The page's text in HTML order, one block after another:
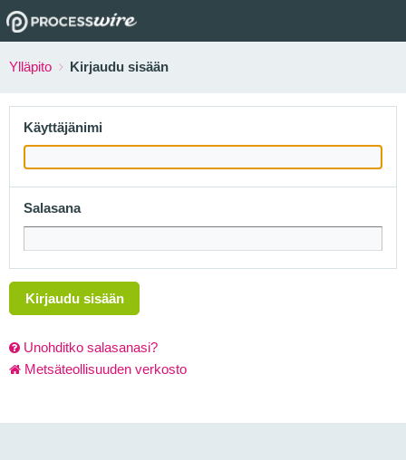
Ylläpito Kirjaudu sisään
Käyttäjänimi
Salasana
Kirjaudu sisään
Unohditko salasanasi?
Metsäteollisuuden verkosto